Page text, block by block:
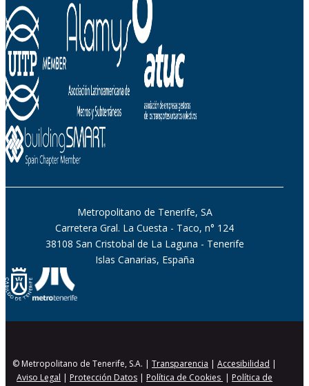
Metropolitano de Tenerife, SA
Carretera Gral. La Cuesta - Taco, n° 124
38108 San Cristobal de La Laguna - Tenerife
Islas Canarias, España
© Metropolitano de Tenerife, S.A. |Transparencia |Accesibilidad |
Aviso Legal | Protección Datos | Política de Cookies | Política de